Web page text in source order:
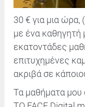
30 € για μια ώρα,
με ένα καθηγητή
εκατοντάδες
επιτυχημένες
ακριβά σε
Τα μαθήματα μου